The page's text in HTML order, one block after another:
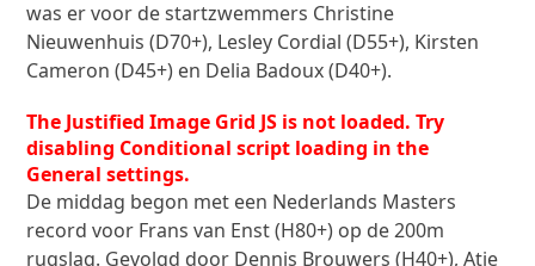
was er voor de startzwemmers Christine
Nieuwenhuis (D70+), Lesley Cordial (D55+), Kirsten
Cameron (D45+) en Delia Badoux (D40+).
The Justified Image Grid JS is not loaded. Try
disabling Conditional script loading in the
General settings.
De middag begon met een Nederlands Masters
record voor Frans van Enst (H80+) op de 200m
rugslag. Gevolgd door Dennis Brouwers (H40+), Atie